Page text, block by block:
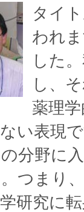
タイ
われ
した
し、
薬理
い表現
分野に
つまり
研究に